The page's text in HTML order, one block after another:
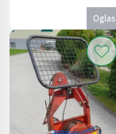
Oglas